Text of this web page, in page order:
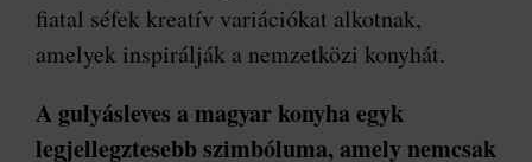
fiatal séfek kreatív variációkat alkotnak,
amelyek inspirálják a nemzetközi konyhát.
A gulyásleves a magyar konyha egyk
legjellegztesebb szimbóluma, amely nemcsak